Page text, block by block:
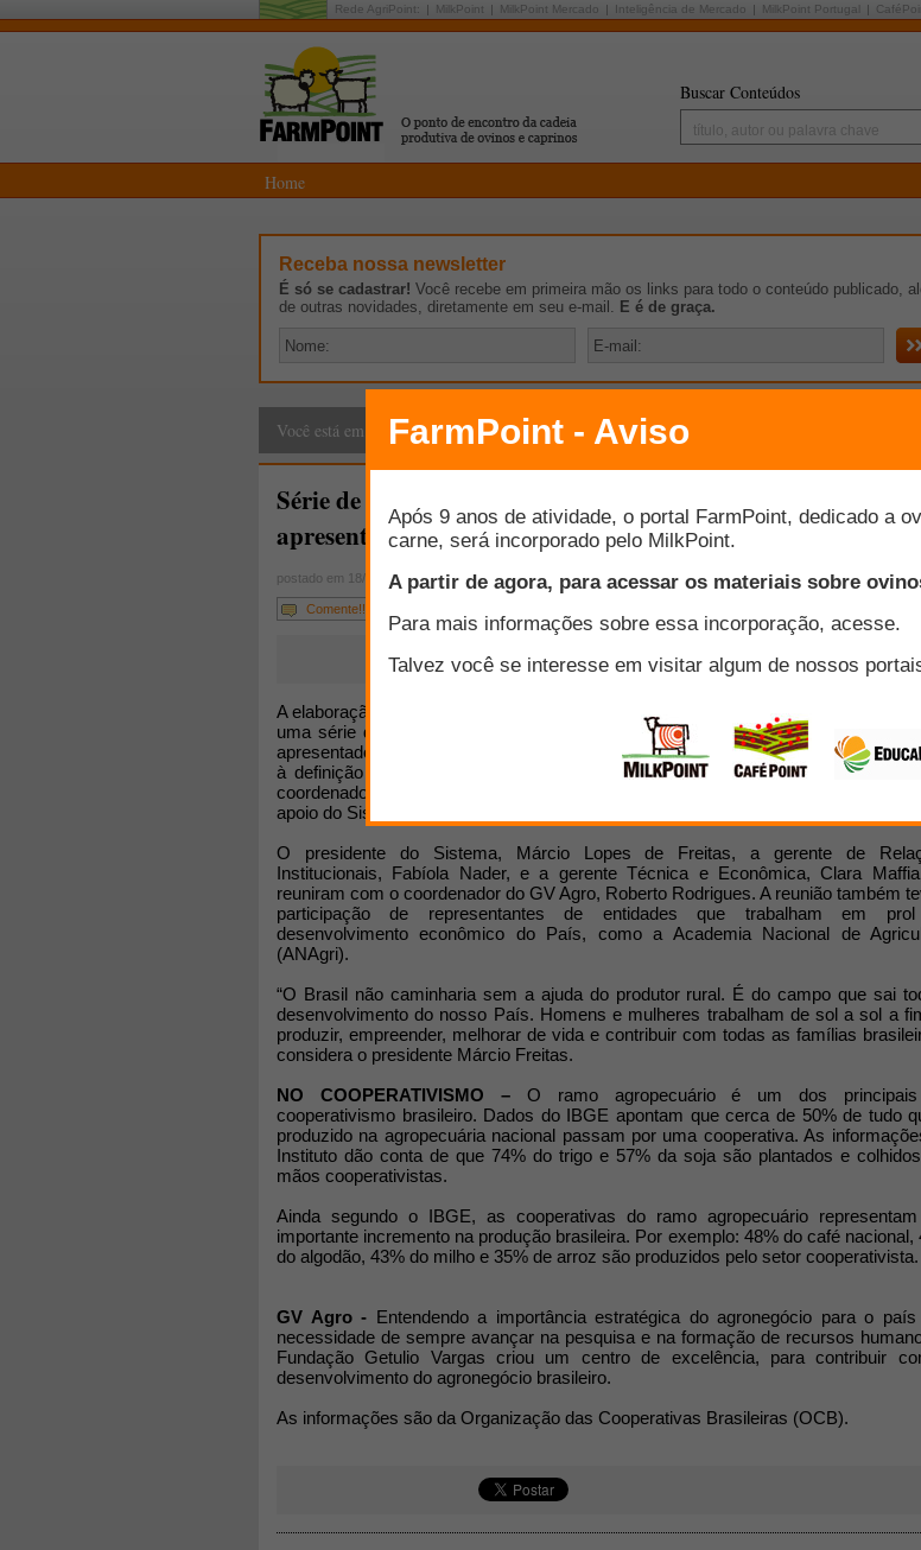
Rede AgriPoint: MilkPoint MilkPoint Mercado Inteligência de Mercado MilkPoint Portugal
Buscar Conteúdos
Home
Receba nossa newsletter
É só se cadastrar! Você recebe em primeira mão os links para todo o conteúdo publicado,
de outras novidades, diretamente em seu e-mail. E é de graça.
Você está em: Cadeia Produtiva>Giro de Notícias
Série de reuniões discute Ramo Agro e resultado será
apresentado aos 3 principais candidatos à Presidência
postado em 18/02/2014
Comente!!!
A elaboração de um programa de governo focado no agronegócio é a pauta
uma série de reuniões que começou ontem (17), em São Paulo. O documento
apresentado aos três principais candidatos à Presidência da República como
à definição de políticas públicas mais efetivas para o setor. O trabalho está
coordenado pelo Centro de Agronegócios da Fundação Getúlio Vargas (GV Agro),
apoio do Sistema OCB (Organização das Cooperativas Brasileiras).
O presidente do Sistema, Márcio Lopes de Freitas, a gerente de
Institucionais, Fabíola Nader, e a gerente Técnica e Econômica, Clara
reuniram com o coordenador do GV Agro, Roberto Rodrigues. A reunião também
participação de representantes de entidades que trabalham em
desenvolvimento econômico do País, como a Academia Nacional de
(ANAgri).
“O Brasil não caminharia sem a ajuda do produtor rural. É do campo que sai
desenvolvimento do nosso País. Homens e mulheres trabalham de sol a sol a
produzir, empreender, melhorar de vida e contribuir com todas as famílias
considera o presidente Márcio Freitas.
NO COOPERATIVISMO –O ramo agropecuário é um dos
cooperativismo brasileiro. Dados do IBGE apontam que cerca de 50% de tudo
produzido na agropecuária nacional passam por uma cooperativa. As
Instituto dão conta de que 74% do trigo e 57% da soja são plantados e
mãos cooperativistas.
Ainda segundo o IBGE, as cooperativas do ramo agropecuário
importante incremento na produção brasileira. Por exemplo: 48% do café nacional,
do algodão, 43% do milho e 35% de arroz são produzidos pelo setor cooperativista.
GV Agro - Entendendo a importância estratégica do agronegócio para o
necessidade de sempre avançar na pesquisa e na formação de recursos
Fundação Getulio Vargas criou um centro de excelência, para contribuir
desenvolvimento do agronegócio brasileiro.
As informações são da Organização das Cooperativas Brasileiras (OCB).